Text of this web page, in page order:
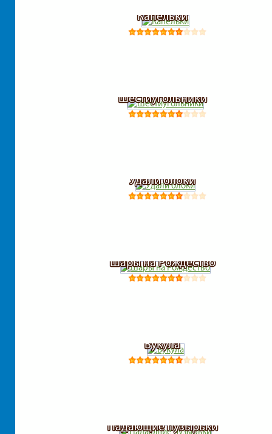
Капельки
Шестиугольники
Удали блоки
Шары на Рождество
Вукула
Падающие пузырьки